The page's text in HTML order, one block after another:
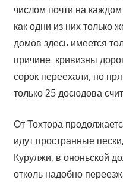
числом почти на
как одни из них только
домов здесь имеется
причине кривизны
сорок переехали; но
только 25 досюдова
От Тохтора
идут пространные
Курулжи, в ононьской
отколь надобно